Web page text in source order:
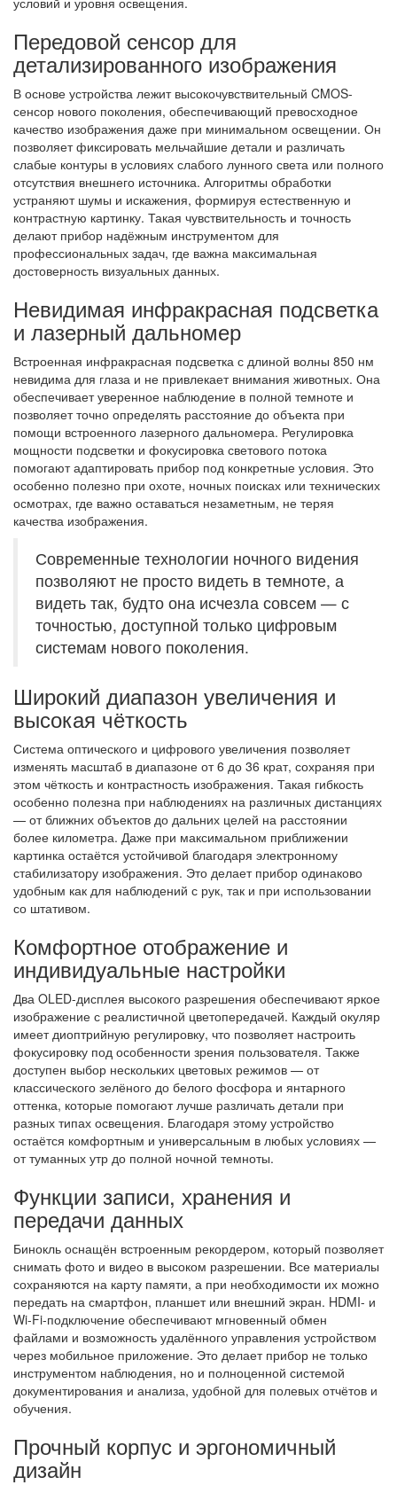
Передовой сенсор для
детализированного изображения
В основе устройства лежит высокочувствительный CMOS-
сенсор нового поколения, обеспечивающий превосходное
качество изображения даже при минимальном освещении. Он
позволяет фиксировать мельчайшие детали и различать
слабые контуры в условиях слабого лунного света или полного
отсутствия внешнего источника. Алгоритмы обработки
устраняют шумы и искажения, формируя естественную и
контрастную картинку. Такая чувствительность и точность
делают прибор надёжным инструментом для
профессиональных задач, где важна максимальная
достоверность визуальных данных.
Невидимая инфракрасная подсветка
и лазерный дальномер
Встроенная инфракрасная подсветка с длиной волны 850 нм
невидима для глаза и не привлекает внимания животных. Она
обеспечивает уверенное наблюдение в полной темноте и
позволяет точно определять расстояние до объекта при
помощи встроенного лазерного дальномера. Регулировка
мощности подсветки и фокусировка светового потока
помогают адаптировать прибор под конкретные условия. Это
особенно полезно при охоте, ночных поисках или технических
осмотрах, где важно оставаться незаметным, не теряя
качества изображения.
Современные технологии ночного видения
позволяют не просто видеть в темноте, а
видеть так, будто она исчезла совсем — с
точностью, доступной только цифровым
системам нового поколения.
Широкий диапазон увеличения и
высокая чёткость
Система оптического и цифрового увеличения позволяет
изменять масштаб в диапазоне от 6 до 36 крат, сохраняя при
этом чёткость и контрастность изображения. Такая гибкость
особенно полезна при наблюдениях на различных дистанциях
— от ближних объектов до дальних целей на расстоянии
более километра. Даже при максимальном приближении
картинка остаётся устойчивой благодаря электронному
стабилизатору изображения. Это делает прибор одинаково
удобным как для наблюдений с рук, так и при использовании
со штативом.
Комфортное отображение и
индивидуальные настройки
Два OLED-дисплея высокого разрешения обеспечивают яркое
изображение с реалистичной цветопередачей. Каждый окуляр
имеет диоптрийную регулировку, что позволяет настроить
фокусировку под особенности зрения пользователя. Также
доступен выбор нескольких цветовых режимов — от
классического зелёного до белого фосфора и янтарного
оттенка, которые помогают лучше различать детали при
разных типах освещения. Благодаря этому устройство
остаётся комфортным и универсальным в любых условиях —
от туманных утр до полной ночной темноты.
Функции записи, хранения и
передачи данных
Бинокль оснащён встроенным рекордером, который позволяет
снимать фото и видео в высоком разрешении. Все материалы
сохраняются на карту памяти, а при необходимости их можно
передать на смартфон, планшет или внешний экран. HDMI- и
Wi-Fi-подключение обеспечивают мгновенный обмен
файлами и возможность удалённого управления устройством
через мобильное приложение. Это делает прибор не только
инструментом наблюдения, но и полноценной системой
документирования и анализа, удобной для полевых отчётов и
обучения.
Прочный корпус и эргономичный
дизайн